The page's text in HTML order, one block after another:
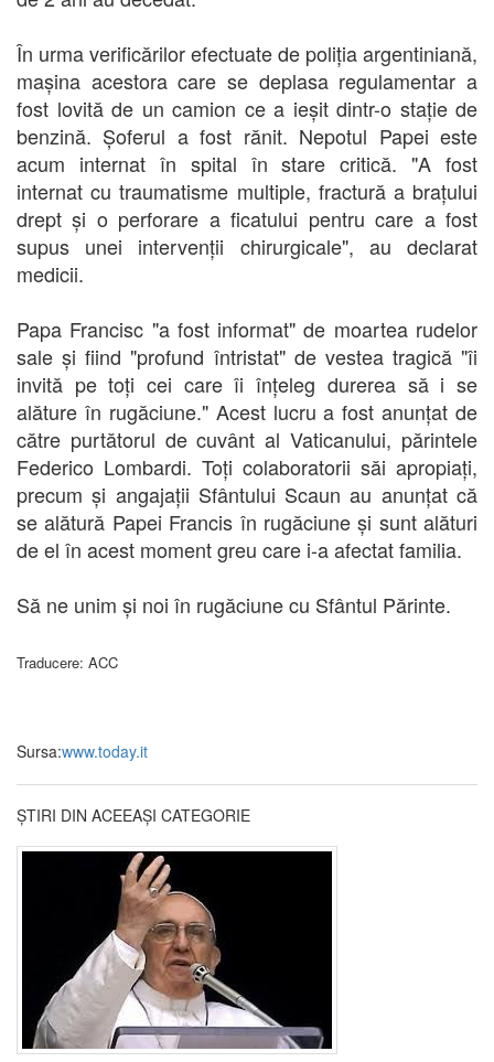
În urma verificărilor efectuate de poliția argentiniană,
mașina acestora care se deplasa regulamentar a
fost lovită de un camion ce a ieșit dintr-o stație de
benzină. Șoferul a fost rănit. Nepotul Papei este
acum internat în spital în stare critică. "A fost
internat cu traumatisme multiple, fractură a brațului
drept și o perforare a ficatului pentru care a fost
supus unei intervenții chirurgicale", au declarat
medicii.
Papa Francisc "a fost informat" de moartea rudelor
sale și fiind "profund întristat" de vestea tragică "îi
invită pe toți cei care îi înțeleg durerea să i se
alăture în rugăciune." Acest lucru a fost anunțat de
către purtătorul de cuvânt al Vaticanului, părintele
Federico Lombardi. Toți colaboratorii săi apropiați,
precum și angajații Sfântului Scaun au anunțat că
se alătură Papei Francis în rugăciune și sunt alături
de el în acest moment greu care i-a afectat familia.
Să ne unim și noi în rugăciune cu Sfântul Părinte.
Traducere: ACC
Sursa:www.today.it
ȘTIRI DIN ACEEAȘI CATEGORIE